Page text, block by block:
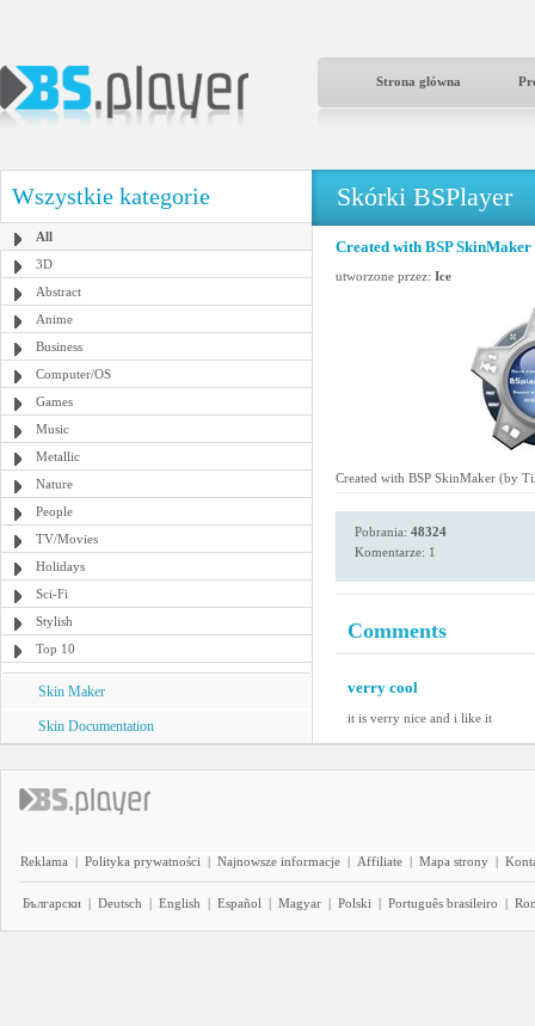
Strona główna
Wszystkie kategorie
All
3D
Abstract
Anime
Business
Computer/OS
Games
Music
Metallic
Nature
People
TV/Movies
Holidays
Sci-Fi
Stylish
Top 10
Skin Maker
Skin Documentation
Skórki BSPlayer
Created with BSP
utworzone przez: Ice
Created with BSP SkinMaker (by
Pobrania: 48324
Komentarze: 1
Comments
verry cool
it is verry nice and i like it
Reklama | Polityka prywatności | Najnowsze informacje | Affiliate | Mapa strony |
Български | Deutsch | English | Español | Magyar | Polski | Português brasileiro |